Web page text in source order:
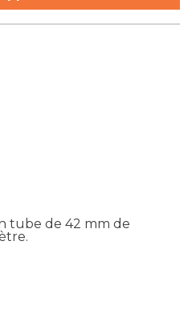
tube de 42 mm de